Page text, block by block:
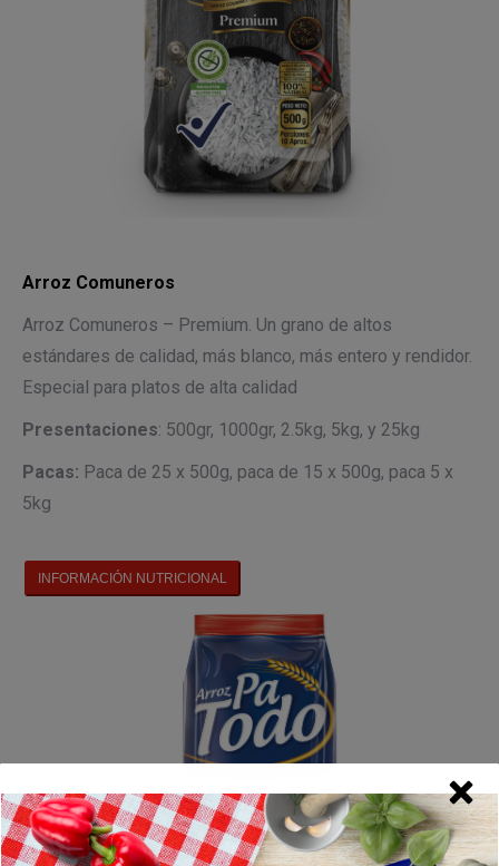
Arroz Comuneros
Arroz Comuneros – Premium. Un grano de altos
estándares de calidad, más blanco, más entero y rendidor.
Especial para platos de alta calidad
Presentaciones: 500gr, 1000gr, 2.5kg, 5kg, y 25kg
Pacas: Paca de 25 x 500g, paca de 15 x 500g, paca 5 x
5kg
INFORMACIÓN NUTRICIONAL